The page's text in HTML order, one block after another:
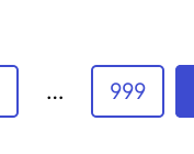
… 999